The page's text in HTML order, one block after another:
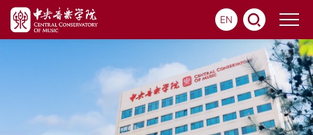
EN